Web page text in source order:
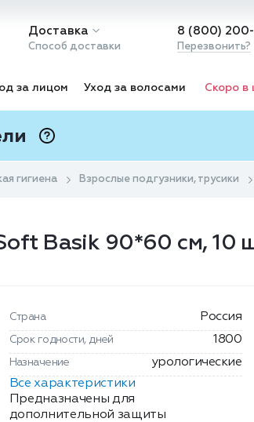
Доставка
Способ доставки
8 (800)
Перезвонить?
за лицом Уход за волосами Скоро в
гигиена Взрослые подгузники, трусики
Basik 90*60 см, 10
Страна Россия
Срок годности, дней 1800
Назначение
урологические
Все характеристики
Предназначены для
дополнительной защиты